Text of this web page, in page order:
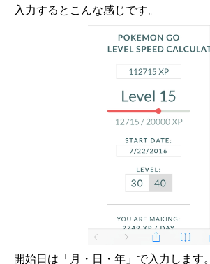
入力するとこんな感じです。
開始日は「月・日・年」で入力します。